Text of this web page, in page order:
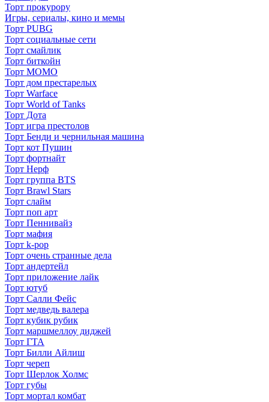
Торт прокурору
Игры, сериалы, кино и мемы
Торт PUBG
Торт социальные сети
Торт смайлик
Торт биткойн
Торт МОМО
Торт дом престарелых
Торт Warface
Торт World of Tanks
Торт Дота
Торт игра престолов
Торт Бенди и чернильная машина
Торт кот Пушин
Торт фортнайт
Торт Нерф
Торт группа BTS
Торт Brawl Stars
Торт слайм
Торт поп арт
Торт Пеннивайз
Торт мафия
Торт k-pop
Торт очень странные дела
Торт андертейл
Торт приложение лайк
Торт ютуб
Торт Салли Фейс
Торт медведь валера
Торт кубик рубик
Торт маршмеллоу диджей
Торт ГТА
Торт Билли Айлиш
Торт череп
Торт Шерлок Холмс
Торт губы
Торт мортал комбат